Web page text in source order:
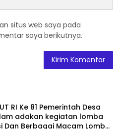
situs web saya pada
saya berikutnya.
RI Ke 81 Pemerintah Desa
adakan kegiatan lomba
Dan Berbagai Macam Lomba